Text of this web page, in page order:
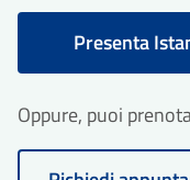
Presenta
Oppure, puoi